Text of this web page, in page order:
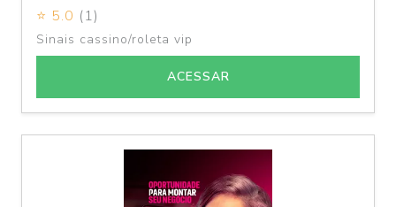
⭐ 5.0 (1)
Sinais cassino/roleta vip
ACESSAR